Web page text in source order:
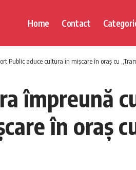
Home Contact
Public aduce cultura în mișcare în oraș cu
împreună
în oraș